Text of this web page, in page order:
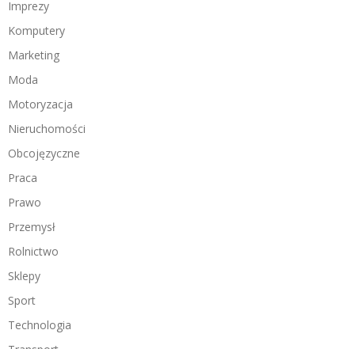
Imprezy
Komputery
Marketing
Moda
Motoryzacja
Nieruchomości
Obcojęzyczne
Praca
Prawo
Przemysł
Rolnictwo
Sklepy
Sport
Technologia